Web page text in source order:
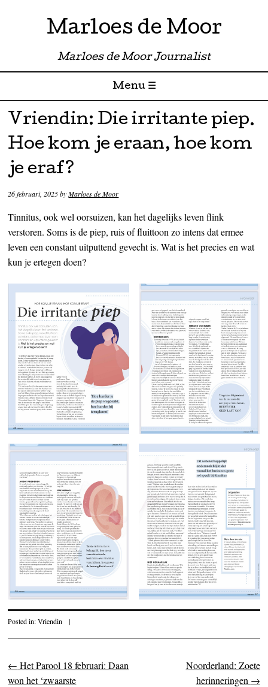
Marloes de Moor
Marloes de Moor Journalist
Menu ☰
Skip to content
Vriendin: Die irritante piep.
Hoe kom je eraan, hoe kom
je eraf?
26 februari, 2025byMarloes de Moor
Tinnitus, ook wel oorsuizen, kan het dagelijks leven flink
verstoren. Soms is de piep, ruis of fluittoon zo intens dat ermee
leven een constant uitputtend gevecht is. Wat is het precies en wat
kun je ertegen doen?
Posted in:Vriendin |
Post navigation
← Het Parool 18 februari: Daan
won het ‘zwaarste
Noorderland: Zoete
herinneringen →